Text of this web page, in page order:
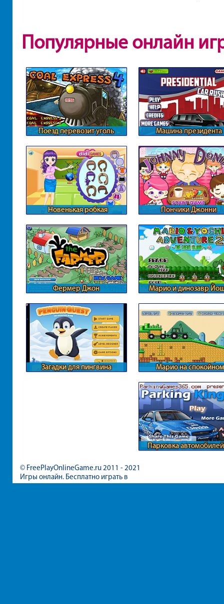
Популярные онлайн
Поезд перевозит уголь Машина президента
Новенькая робкая
Пончики Джонни
Фермер Джон Марио и динозавр
Загадки для пингвина
Марио на спокойном
Парковка
© FreePlayOnlineGame.ru 2011 - 2021
Игры онлайн. Бесплатно играть в
игры для девочек и мальчиков